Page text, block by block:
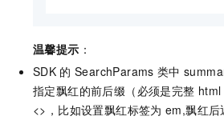
温馨提示 ：
SDK 的 SearchParams 类中
指定飘红的前后缀（必须是完整 html
<>，比如设置飘红标签为 em,飘红后